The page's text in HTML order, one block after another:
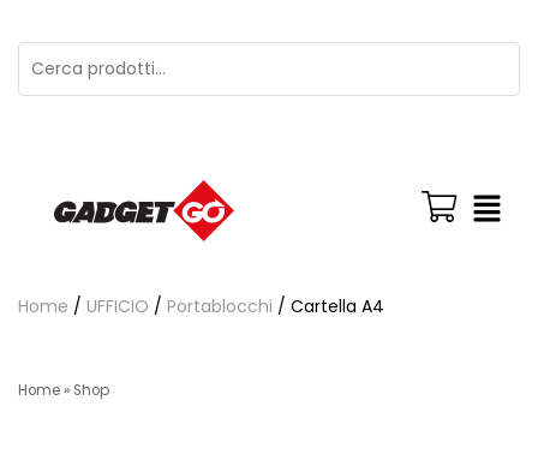
Home / UFFICIO / Portablocchi / Cartella A4
Home » Shop